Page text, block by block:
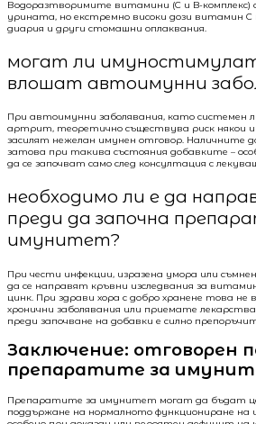
Водоразтворимите витамини (C и B-комплекс)
урината, но екстремно високи дози витамин
диария и други стомашни оплаквания.
могат ли
влошат автоимунни
При автоимунни заболявания, като системен
артрит, теоретично съществува риск някои
засилят нежелан имунен отговор. Наличните
затова при такива състояния добавките –
да се започват само след консултация с
необходимо ли е да
преди да започна
имунитет?
При чести инфекции, изразена умора или
да се направят кръвни изследвания за
цинк. При здрави хора с добро хранене това
хронични заболявания или приемате
преди започване на добавки е силно
Заключение: отговорен
препаратите за
Препаратите за имунитет могат да бъдат
поддържане на нормалното функциониране